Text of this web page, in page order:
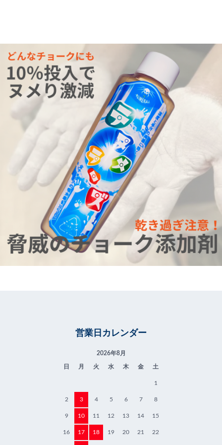
営業日カレンダー
2026年8月
日 月 火 水 木 金 土
1
2 3 4 5 6 7 8
9 10 11 12 13 14 15
16 17 18 19 20 21 22